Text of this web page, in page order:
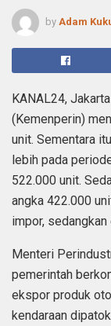
by Adam
KANAL24,
(Kemenperin)
unit. Sementara
lebih pada
522.000 unit.
angka 422.000
impor,
Menteri
pemerintah
ekspor produk
kendaraan